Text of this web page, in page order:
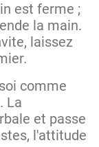
est ferme ;
la main.
laissez
comme
La
et passe
l'attitude